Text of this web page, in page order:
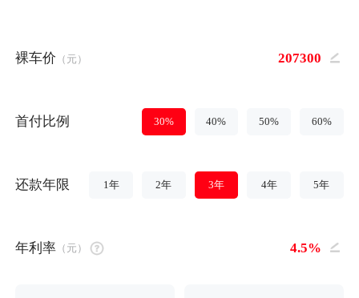
裸车价 （元）
首付比例 30% 40% 50% 60%
还款年限 1年 2年 3年 4年 5年
年利率 （元）